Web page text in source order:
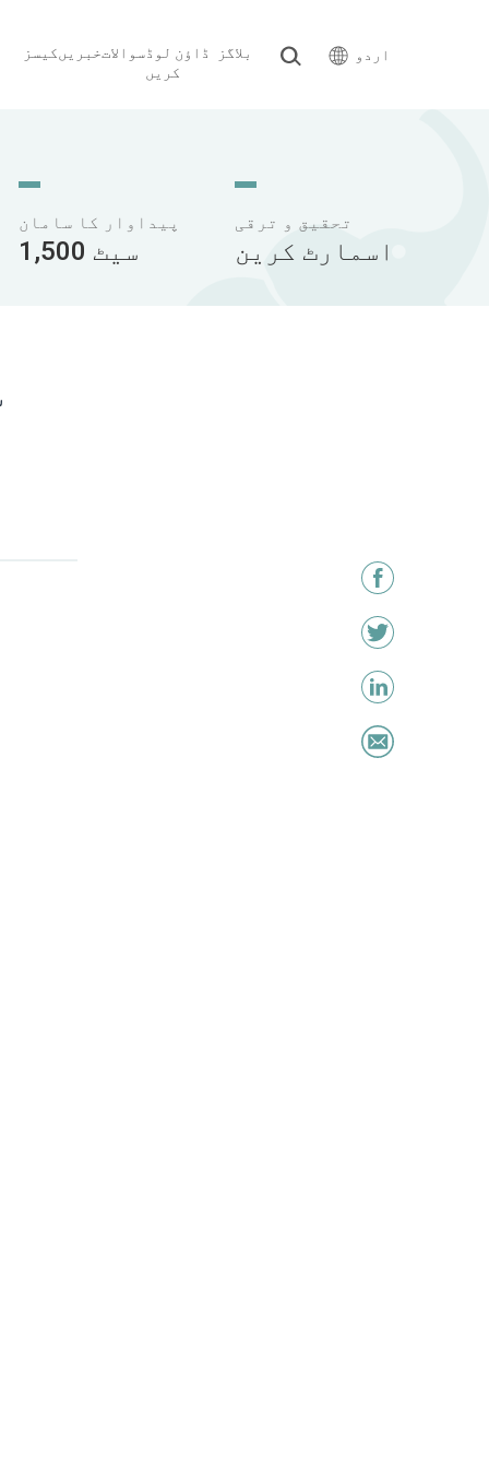
کیسزخبریںسوالاتڈاؤن لوڈ
کریں
بلاگز اردو
پیداوار کا سامان
1,500 سیٹ
تحقیق و ترقی
اسمارٹ کرین